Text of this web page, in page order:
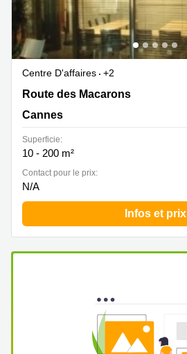
Centre D'affaires
+2
120 Route des Macarons, Cannes
Route des Macarons
Cannes
Superficie:
10 - 200 m²
Contact pour le prix:
N/A
Infos et prix